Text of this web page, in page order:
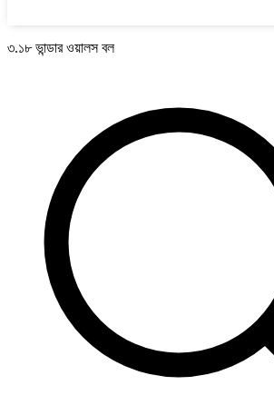
৩.১৮ ভান্ডার ওয়ালস বল